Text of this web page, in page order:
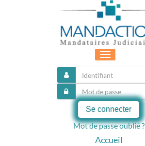
Toggle
navigation
Se connecter
Mot de passe oublié ?
Accueil